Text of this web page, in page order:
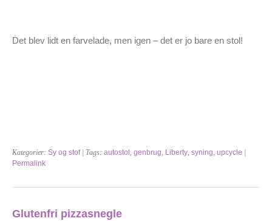
Det blev lidt en farvelade, men igen – det er jo bare en stol!
Kategorier: Sy og stof| Tags: autostol , genbrug, Liberty, syning, upcycle
Permalink
Glutenfri pizzasnegle